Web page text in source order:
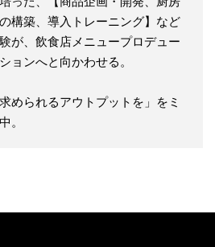
構築、導入トレーニング】など
が、飲食店メニュープロデュー
ョンへと向かわせる。
められるアウトプットを」をミ
。